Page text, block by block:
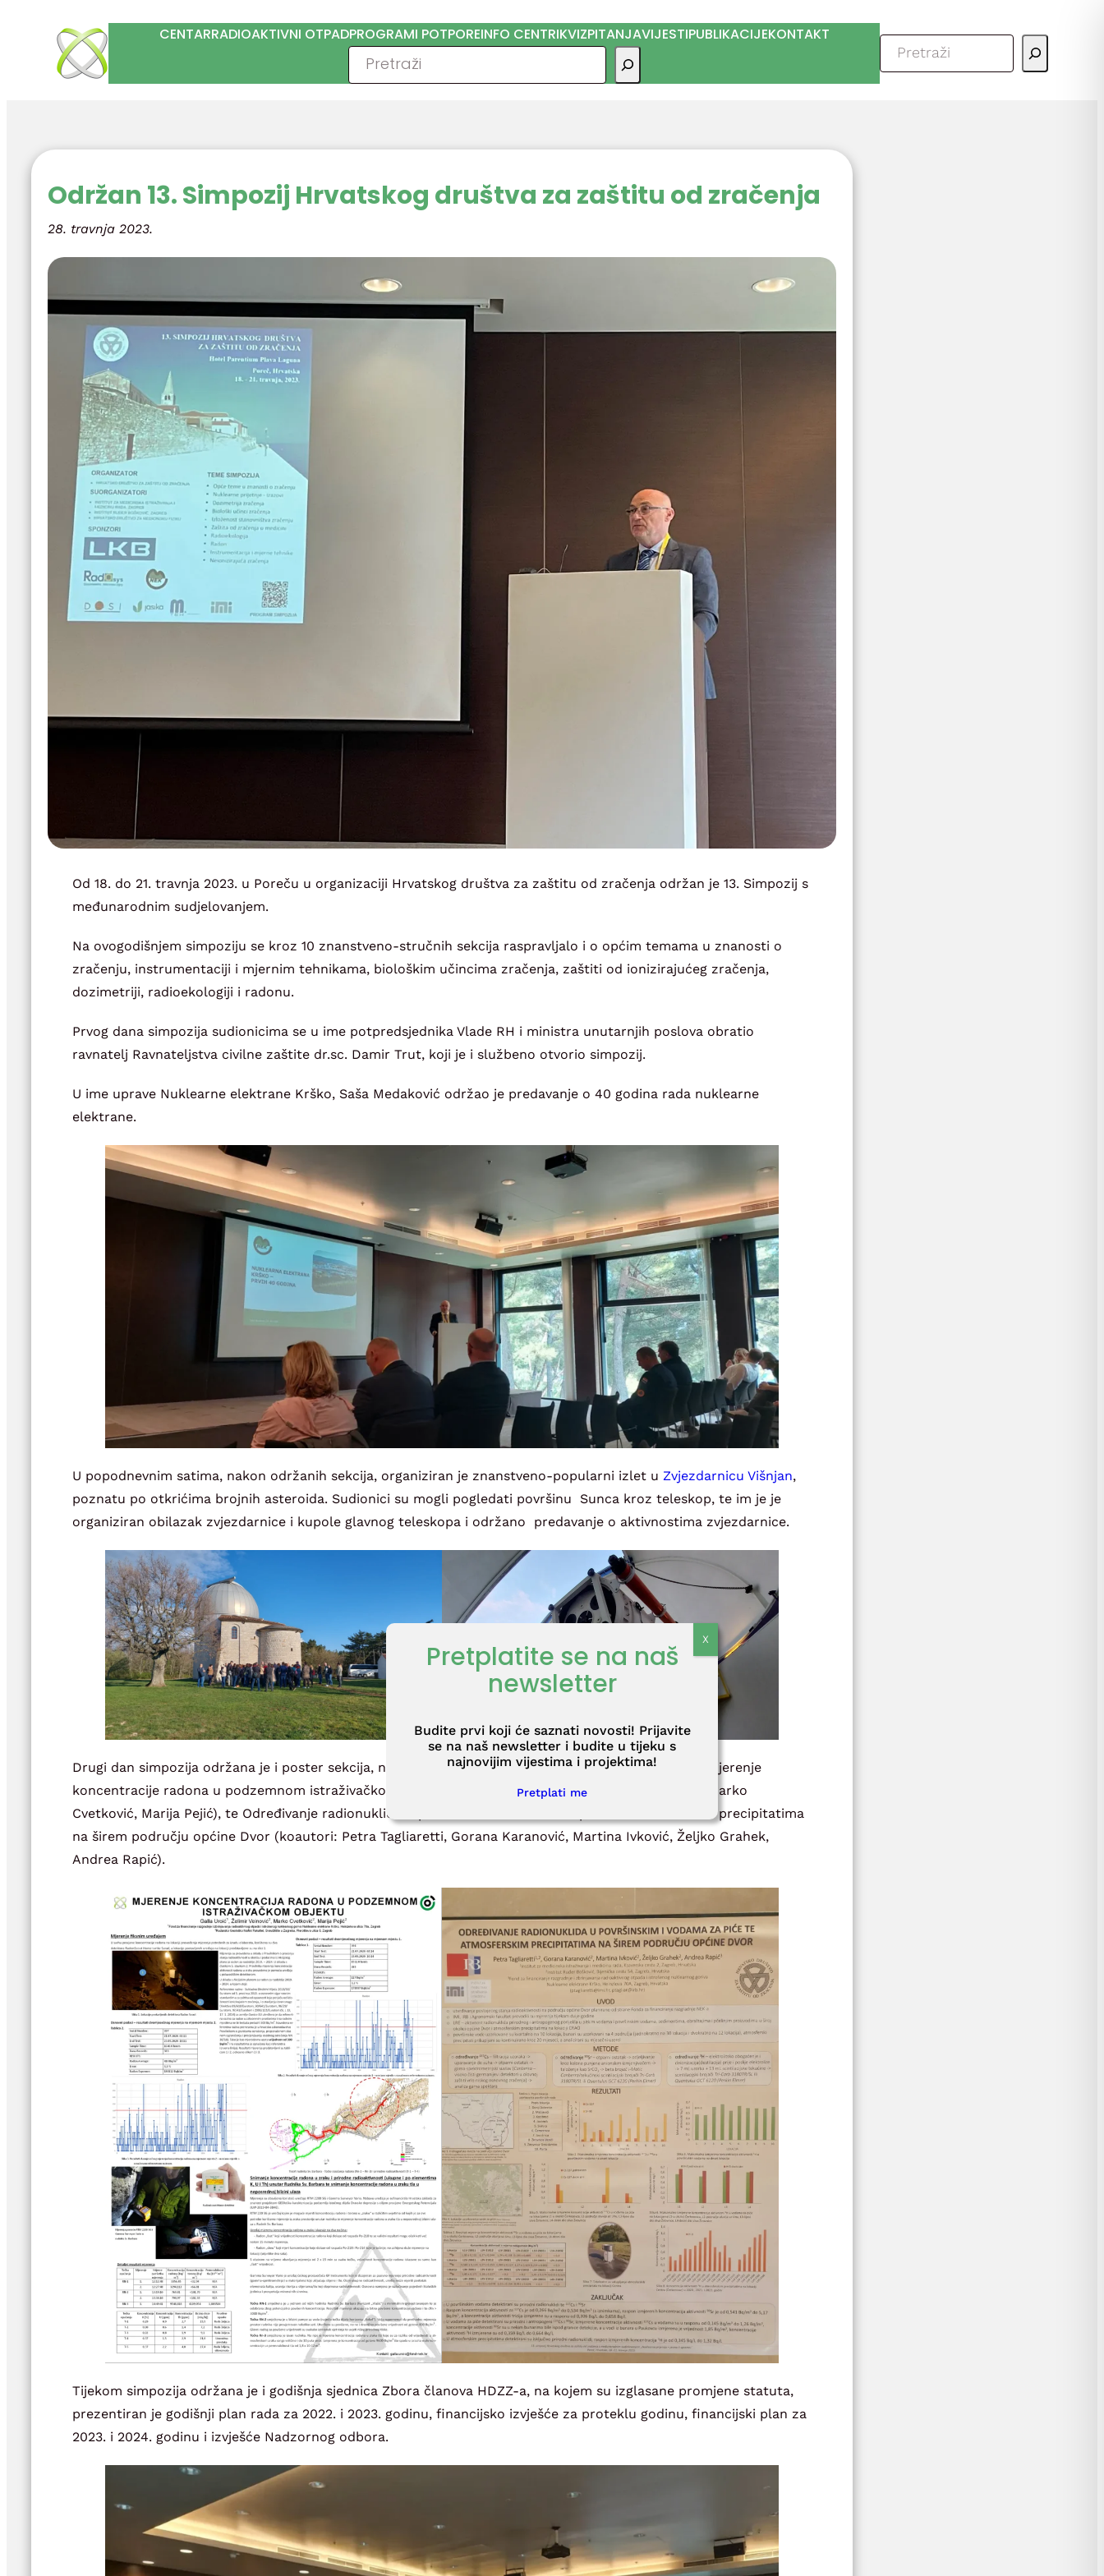
sadržaja
CENTARRADIOAKTIVNI OTPADPROGRAMI POTPOREINFO CENTRIKVIZPITANJAVIJESTIPUBLIKACIJEKONTAKT
Pretraga
Održan 13. Simpozij Hrvatskog društva za zaštitu od zračenja
28. travnja 2023.
Od 18. do 21. travnja 2023. u Poreču u organizaciji Hrvatskog društva za zaštitu od zračenja održan je 13. Simpozij s
međunarodnim sudjelovanjem.
Na ovogodišnjem simpoziju se kroz 10 znanstveno-stručnih sekcija raspravljalo i o općim temama u znanosti o
zračenju, instrumentaciji i mjernim tehnikama, biološkim učincima zračenja, zaštiti od ionizirajućeg zračenja,
dozimetriji, radioekologiji i radonu.
Prvog dana simpozija sudionicima se u ime potpredsjednika Vlade RH i ministra unutarnjih poslova obratio
ravnatelj Ravnateljstva civilne zaštite dr.sc. Damir Trut, koji je i službeno otvorio simpozij.
U ime uprave Nuklearne elektrane Krško, Saša Medaković održao je predavanje o 40 godina rada nuklearne
elektrane.
U popodnevnim satima, nakon održanih sekcija, organiziran je znanstveno-popularni izlet u Zvjezdarnicu Višnjan,
poznatu po otkrićima brojnih asteroida. Sudionici su mogli pogledati površinu Sunca kroz teleskop, te im je je
organiziran obilazak zvjezdarnice i kupole glavnog teleskopa i održano predavanje o aktivnostima zvjezdarnice.
Drugi dan simpozija održana je i poster sekcija, na kojoj je Fond sudjelovao s dva postera na temu: Mjerenje
koncentracije radona u podzemnom istraživačkom objektu (koautori: Galla Uroić, Želimir Veinović, Marko
Cvetković, Marija Pejić), te Određivanje radionuklida u površinskim i vodama za piće te atmosferskim precipitatima
na širem području općine Dvor (koautori: Petra Tagliaretti, Gorana Karanović, Martina Ivković, Željko Grahek,
Andrea Rapić).
Tijekom simpozija održana je i godišnja sjednica Zbora članova HDZZ-a, na kojem su izglasane promjene statuta,
prezentiran je godišnji plan rada za 2022. i 2023. godinu, financijsko izvješće za proteklu godinu, financijski plan za
2023. i 2024. godinu i izvješće Nadzornog odbora.
Pretplatite se na naš
newsletter
Budite prvi koji će saznati novosti! Prijavite
se na naš newsletter i budite u tijeku s
najnovijim vijestima i projektima!
Pretplati me